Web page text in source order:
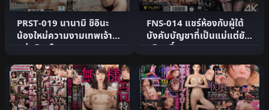
PRST-019 นานามิ ชิอินะ
น้องใหม่ความงามเทพเจ้า
แห่งมินาโตะ
FNS-014 แชร์ห้องกับผู้ใต้
บังคับบัญชาที่เป็นแม่แต่ยัง
บริสุทธิ์